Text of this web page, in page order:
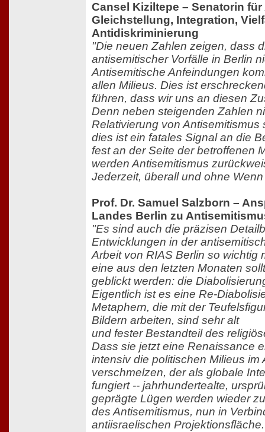
Cansel Kiziltepe – Senatorin
Gleichstellung, Integration,
Antidiskriminierung
"Die neuen Zahlen zeigen, dass
antisemitischer Vorfälle in Berlin
Antisemitische Anfeindungen
allen Milieus. Dies ist
führen, dass wir uns an diesen
Denn neben steigenden Zahlen
Relativierung von Antisemitismus
dies ist ein fatales Signal an die
fest an der Seite der betroffenen
werden Antisemitismus
Jederzeit, überall und ohne
Prof. Dr. Samuel Salzborn –
Landes Berlin zu
"Es sind auch die präzisen
Entwicklungen in der
Arbeit von RIAS Berlin so wichtig
eine aus den letzten Monaten
geblickt werden: die
Eigentlich ist es eine Re-
Metaphern, die mit der
Bildern arbeiten, sind sehr alt
und fester Bestandteil des
Dass sie jetzt eine Renaissance
intensiv die politischen Milieus im
verschmelzen, der als globale
fungiert -- jahrhundertealte,
geprägte Lügen werden wieder
des Antisemitismus, nun in
antiisraelischen